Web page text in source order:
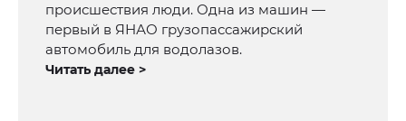
происшествия люди. Одна из машин —
первый в ЯНАО грузопассажирский
автомобиль для водолазов.
Читать далее >